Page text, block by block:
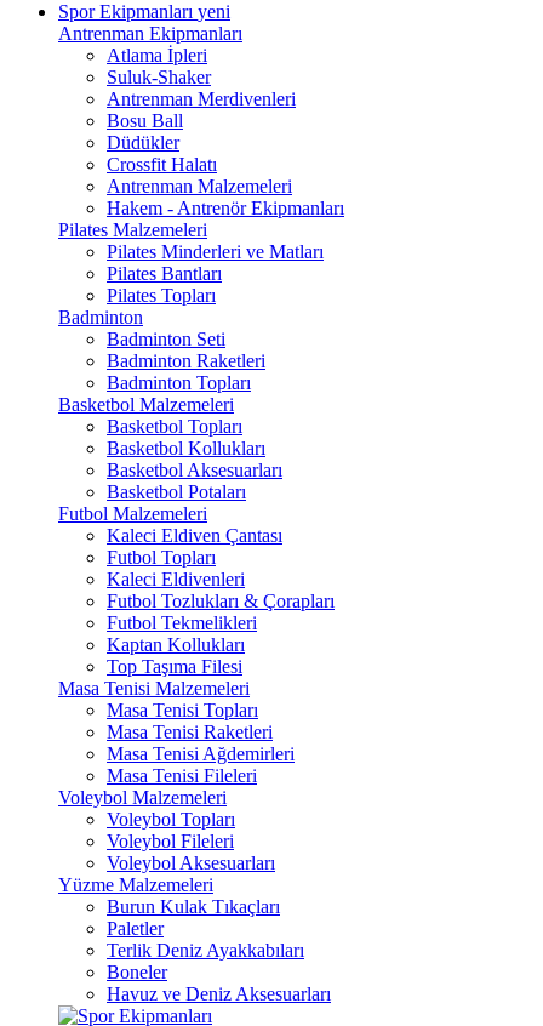
Spor Ekipmanları yeni
Antrenman Ekipmanları
Atlama İpleri
Suluk-Shaker
Antrenman Merdivenleri
Bosu Ball
Düdükler
Crossfit Halatı
Antrenman Malzemeleri
Hakem - Antrenör Ekipmanları
Pilates Malzemeleri
Pilates Minderleri ve Matları
Pilates Bantları
Pilates Topları
Badminton
Badminton Seti
Badminton Raketleri
Badminton Topları
Basketbol Malzemeleri
Basketbol Topları
Basketbol Kollukları
Basketbol Aksesuarları
Basketbol Potaları
Futbol Malzemeleri
Kaleci Eldiven Çantası
Futbol Topları
Kaleci Eldivenleri
Futbol Tozlukları & Çorapları
Futbol Tekmelikleri
Kaptan Kollukları
Top Taşıma Filesi
Masa Tenisi Malzemeleri
Masa Tenisi Topları
Masa Tenisi Raketleri
Masa Tenisi Ağdemirleri
Masa Tenisi Fileleri
Voleybol Malzemeleri
Voleybol Topları
Voleybol Fileleri
Voleybol Aksesuarları
Yüzme Malzemeleri
Burun Kulak Tıkaçları
Paletler
Terlik Deniz Ayakkabıları
Boneler
Havuz ve Deniz Aksesuarları